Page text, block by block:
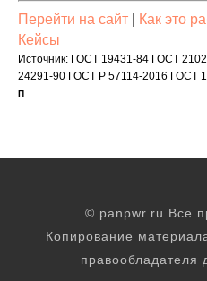
Перейти на сайт Как это
Кейсы
Источник: ГОСТ 19431-84 ГОСТ
24291-90 ГОСТ Р 57114-2016 ГОСТ
П
© panpwr.ru Все
Копирование
правообладателя